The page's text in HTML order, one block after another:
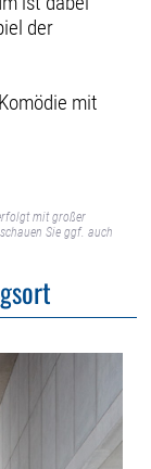
der
mit
mit großer
Sie ggf. auch